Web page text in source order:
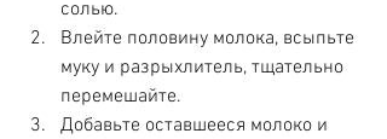
солью.
Влейте половину молока, всыпьте
муку и разрыхлитель, тщательно
перемешайте.
Добавьте оставшееся молоко и